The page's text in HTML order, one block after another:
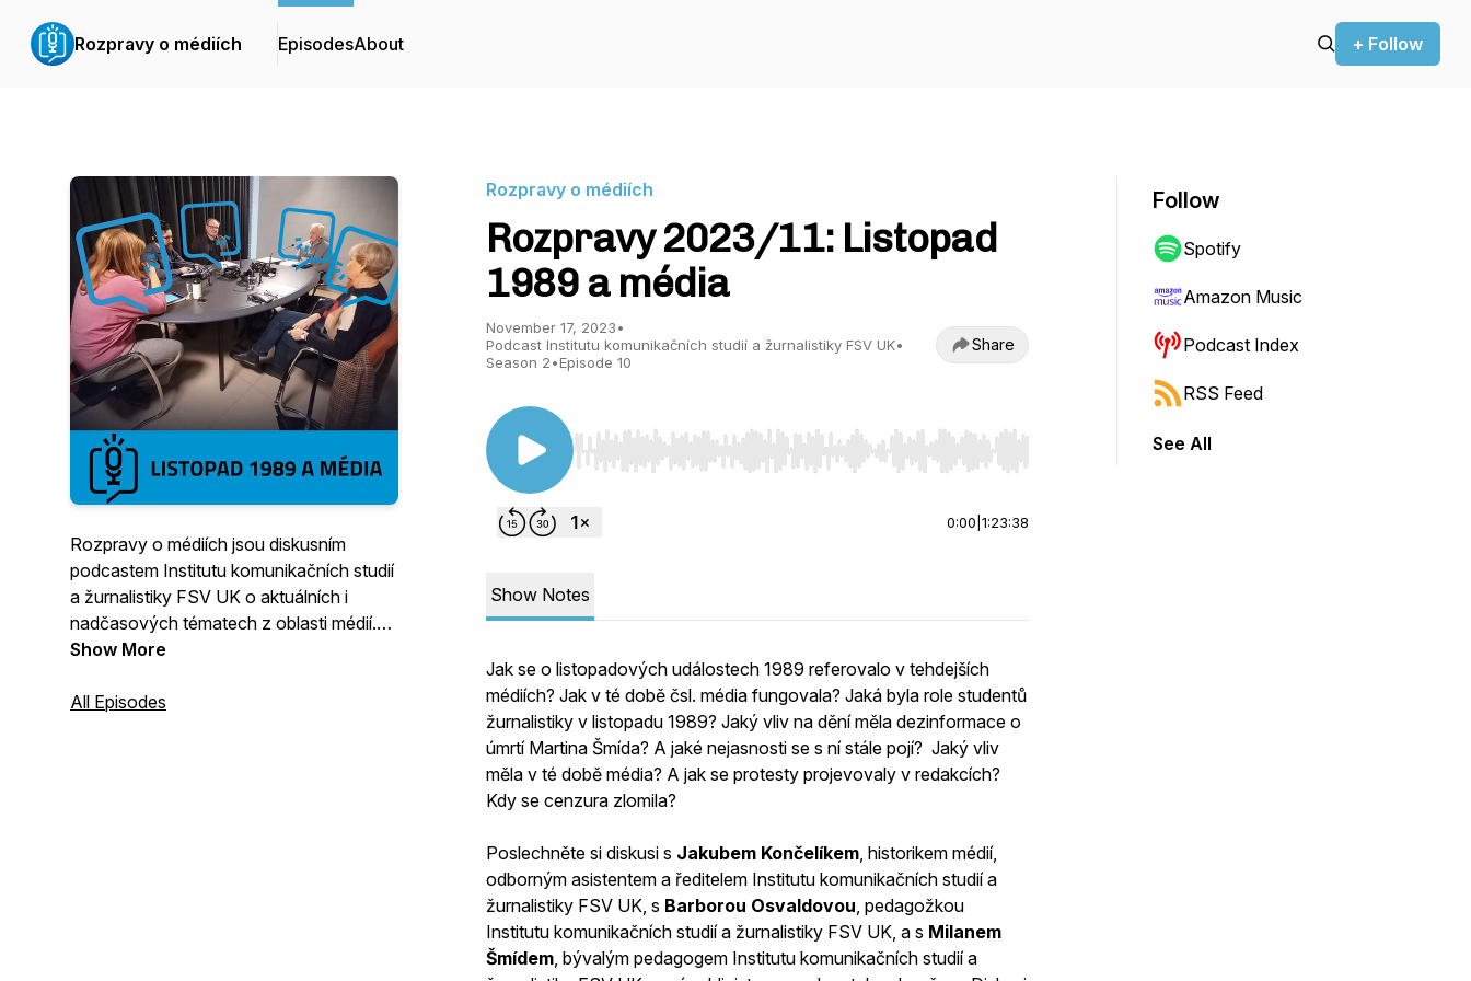
Rozpravy o médiích EpisodesAbout + Follow
Rozpravy o médiích jsou diskusním
podcastem Institutu komunikačních studií
a žurnalistiky FSV UK o aktuálních i
nadčasových tématech z oblasti médií.
Diskuse se účastní tři hosté, kteří probírají
Diskusi moderuje Alice Němcová
Show More
All Episodes
Rozpravy o médiích
Rozpravy 2023/11: Listopad
1989 a média
November 17, 2023•
Podcast Institutu komunikačních studií a žurnalistiky FSV UK•
Season 2•Episode 10
Share
Use Left/Right to seek, Home/End to jump to start or end. Hold shift to jump forward or backward.
0:00 1:23:38
Show Notes
Jak se o listopadových událostech 1989 referovalo v tehdejších
médiích? Jak v té době čsl. média fungovala? Jaká byla role studentů
žurnalistiky v listopadu 1989? Jaký vliv na dění měla dezinformace o
úmrtí Martina Šmída? A jaké nejasnosti se s ní stále pojí? Jaký vliv
měla v té době média? A jak se protesty projevovaly v redakcích?
Kdy se cenzura zlomila?
Poslechněte si diskusi s Jakubem Končelíkem, historikem médií,
odborným asistentem a ředitelem Institutu komunikačních studií a
žurnalistiky FSV UK, s Barborou Osvaldovou, pedagožkou
Institutu komunikačních studií a žurnalistiky FSV UK, a s Milanem
Šmídem, bývalým pedagogem Institutu komunikačních studií a
Follow
Spotify
Amazon Music
Podcast Index
RSS Feed
See All